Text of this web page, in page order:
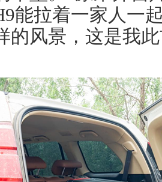
能拉着一家人一
的风景，这是我